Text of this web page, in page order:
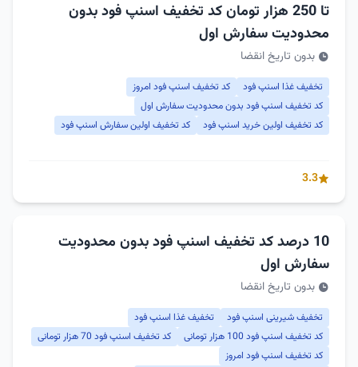
تا 250 هزار تومان کد تخفیف اسنپ فود بدون
محدودیت سفارش اول
بدون تاریخ انقضا
تخفیف غذا اسنپ فود
کد تخفیف اسنپ فود امروز
کد تخفیف اسنپ فود بدون محدودیت سفارش اول
کد تخفیف اولین خرید اسنپ فود
کد تخفیف اولین سفارش اسنپ فود
3.3
10 درصد کد تخفیف اسنپ فود بدون محدودیت
سفارش اول
بدون تاریخ انقضا
تخفیف شیرینی اسنپ فود
تخفیف غذا اسنپ فود
کد تخفیف اسنپ فود 100 هزار تومانی
کد تخفیف اسنپ فود 70 هزار تومانی
کد تخفیف اسنپ فود امروز